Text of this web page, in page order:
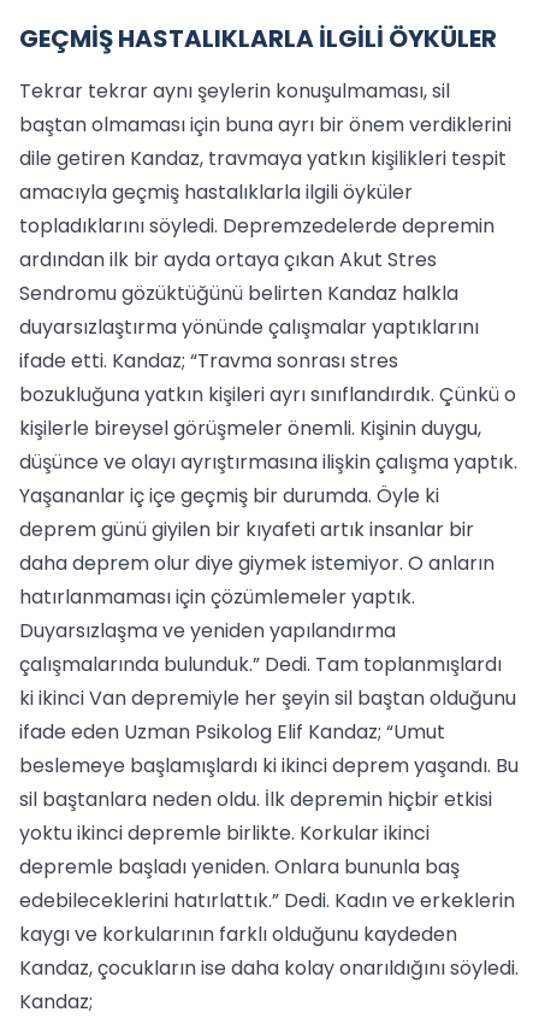
GEÇMİŞ HASTALIKLARLA İLGİLİ ÖYKÜLER
Tekrar tekrar aynı şeylerin konuşulmaması, sil
baştan olmaması için buna ayrı bir önem verdiklerini
dile getiren Kandaz, travmaya yatkın kişilikleri tespit
amacıyla geçmiş hastalıklarla ilgili öyküler
topladıklarını söyledi. Depremzedelerde depremin
ardından ilk bir ayda ortaya çıkan Akut Stres
Sendromu gözüktüğünü belirten Kandaz halkla
duyarsızlaştırma yönünde çalışmalar yaptıklarını
ifade etti. Kandaz; “Travma sonrası stres
bozukluğuna yatkın kişileri ayrı sınıflandırdık. Çünkü o
kişilerle bireysel görüşmeler önemli. Kişinin duygu,
düşünce ve olayı ayrıştırmasına ilişkin çalışma yaptık.
Yaşananlar iç içe geçmiş bir durumda. Öyle ki
deprem günü giyilen bir kıyafeti artık insanlar bir
daha deprem olur diye giymek istemiyor. O anların
hatırlanmaması için çözümlemeler yaptık.
Duyarsızlaşma ve yeniden yapılandırma
çalışmalarında bulunduk.” Dedi. Tam toplanmışlardı
ki ikinci Van depremiyle her şeyin sil baştan olduğunu
ifade eden Uzman Psikolog Elif Kandaz; “Umut
beslemeye başlamışlardı ki ikinci deprem yaşandı. Bu
sil baştanlara neden oldu. İlk depremin hiçbir etkisi
yoktu ikinci depremle birlikte. Korkular ikinci
depremle başladı yeniden. Onlara bununla baş
edebileceklerini hatırlattık.” Dedi. Kadın ve erkeklerin
kaygı ve korkularının farklı olduğunu kaydeden
Kandaz, çocukların ise daha kolay onarıldığını söyledi.
Kandaz;